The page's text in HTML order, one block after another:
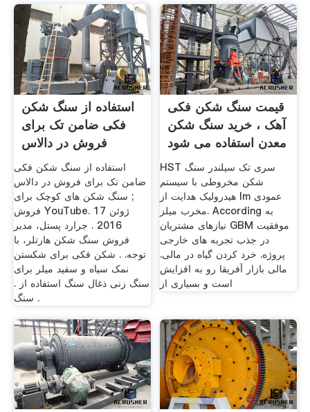
استفاده از سنگ شکن
فکی ضامن تک برای
فروش در دالاس
استفاده از سنگ شکن فکی
ضامن تک برای فروش در دالاس
; سنگ شکن های کوچک برای
فروش YouTube. 17 ژوئن
2016 . جرارد پستل، مدیر
فروش سنگ شکن هارتلر، با
توجه. . شکن فکی برای شکستن
نمک سیاه و سفید میلر برای
سنگ زنی ذغال سنگ استفاده از .
. سنگ
قیمت سنگ شکن فکی
آهک ، خرید سنگ شکن
معدن استفاده می شود
HST سری تک سیلندر سنگ
شکن مخروطی با سیستم
هیدرولیک هدایت از lm عمودی
مخرب میلز. According به
نیازهای مشتریان GBM موفقیت
در جذب تجربه های خارجی
پروژه. خرد کردن گیاه در مالی.
مالی بازار آفریقا رو به افزایش
است و بسیاری از